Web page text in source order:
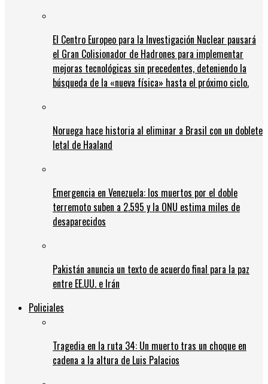
El Centro Europeo para la Investigación Nuclear pausará
el Gran Colisionador de Hadrones para implementar
mejoras tecnológicas sin precedentes, deteniendo la
búsqueda de la «nueva física» hasta el próximo ciclo.
Noruega hace historia al eliminar a Brasil con un doblete
letal de Haaland
Emergencia en Venezuela: los muertos por el doble
terremoto suben a 2.595 y la ONU estima miles de
desaparecidos
Pakistán anuncia un texto de acuerdo final para la paz
entre EE.UU. e Irán
Policiales
Tragedia en la ruta 34: Un muerto tras un choque en
cadena a la altura de Luis Palacios